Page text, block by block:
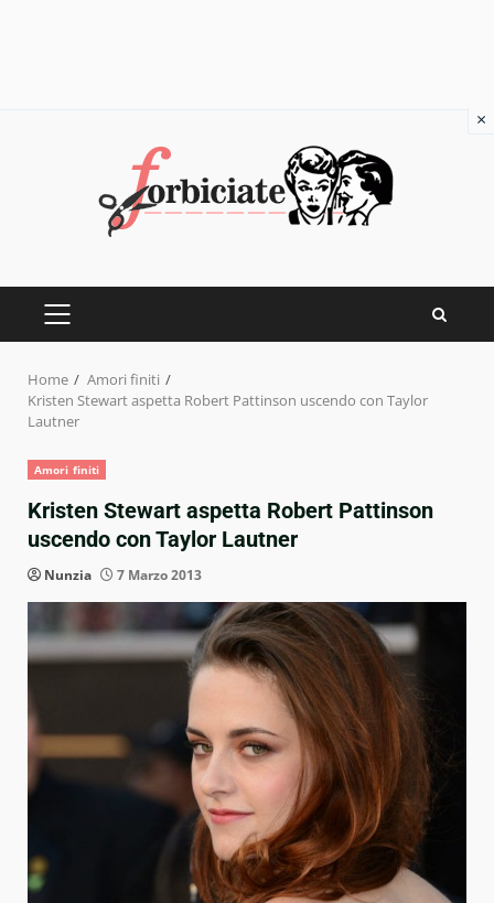
PRIMARY
Home
Amori finiti
Kristen Stewart aspetta Robert Pattinson uscendo con Taylor
Lautner
Amori finiti
Kristen Stewart aspetta Robert Pattinson
uscendo con Taylor Lautner
Nunzia 7 Marzo 2013
×